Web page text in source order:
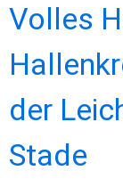
Volles
der
Stade